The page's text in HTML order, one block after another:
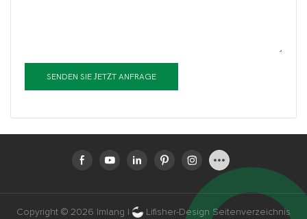
SENDEN SIE JETZT ANFRAGE
Copyright © 2026 Imlang | Lifisher-Design Seitenverzeichnis